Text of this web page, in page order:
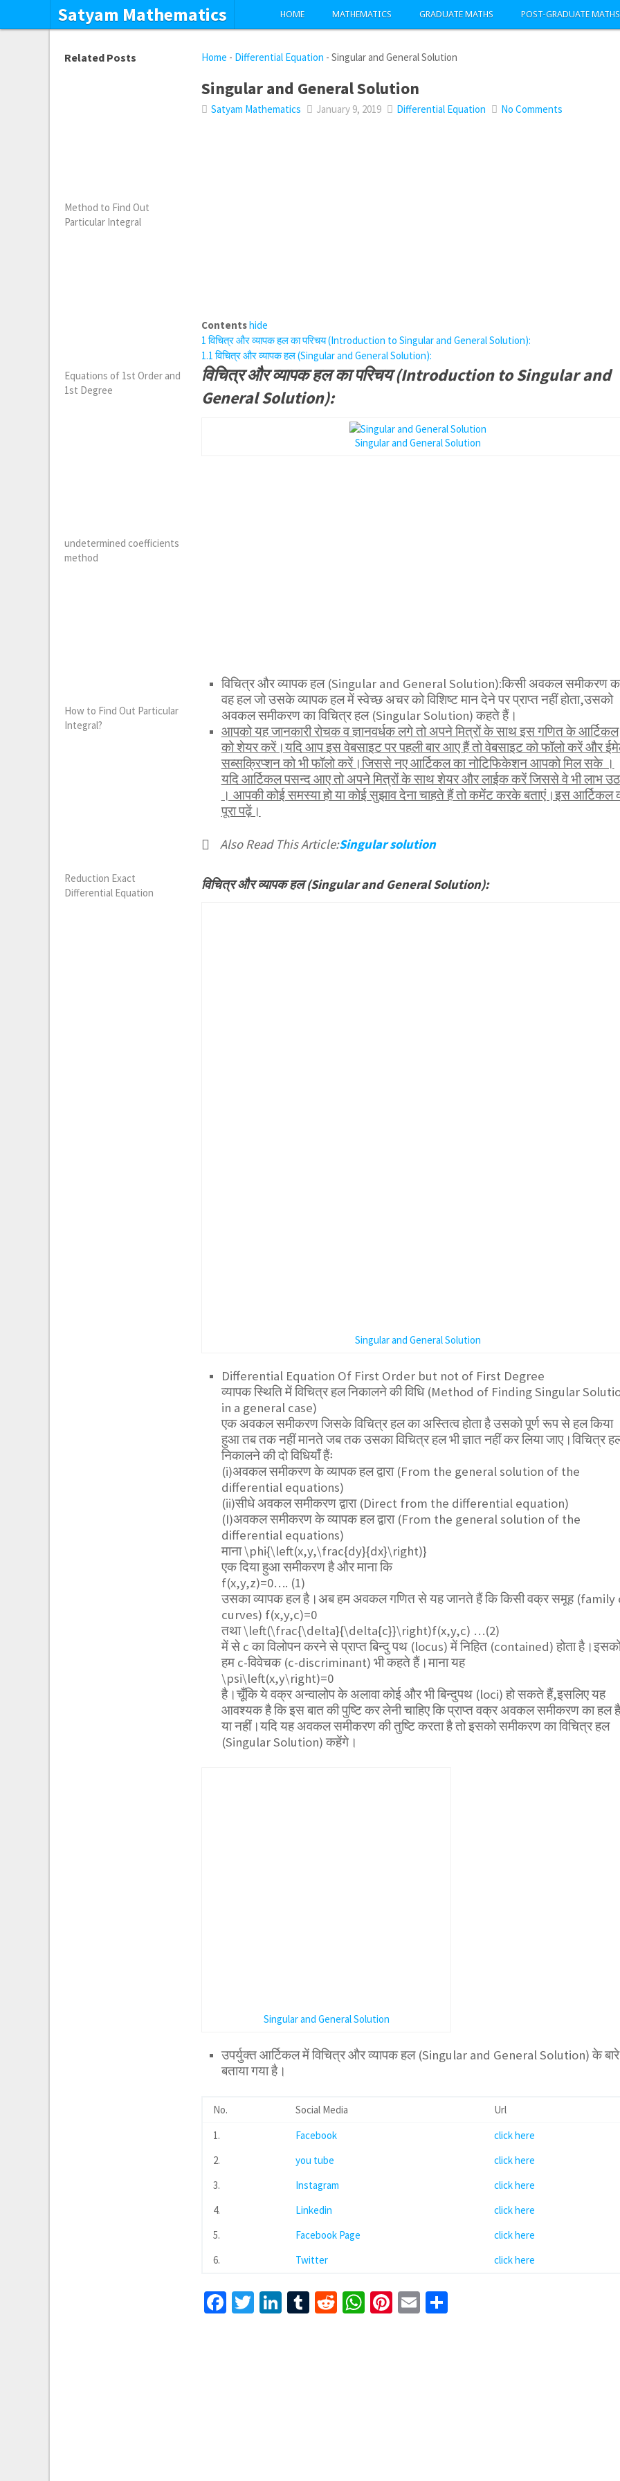
Satyam Mathematics HOME MATHEMATICS GRADUATE MATHS POST-GRADUATE MATHS
Home - Differential Equation -Singular and General Solution
Singular and General Solution
Satyam Mathematics January 9, 2019 Differential Equation No Comments
Contentshide
1 विचित्र और व्यापक हल का परिचय (Introduction to Singular and General Solution):
1.1 विचित्र और व्यापक हल (Singular and General Solution):
विचित्र और व्यापक हल का परिचय (Introduction to Singular and
General Solution):
Singular and General Solution
विचित्र और व्यापक हल (Singular and General Solution):किसी अवकल समीकरण
वह हल जो उसके व्यापक हल में स्वेच्छ अचर को विशिष्ट मान देने पर प्राप्त नहीं होता,उसको
अवकल समीकरण का विचित्र हल (Singular Solution) कहते हैं।
आपको यह जानकारी रोचक व ज्ञानवर्धक लगे तो अपने मित्रों के साथ इस गणित के आर्टिकल
को शेयर करें।यदि आप इस वेबसाइट पर पहली बार आए हैं तो वेबसाइट को फॉलो करें और
सब्सक्रिप्शन को भी फॉलो करें।जिससे नए आर्टिकल का नोटिफिकेशन आपको मिल सके ।
यदि आर्टिकल पसन्द आए तो अपने मित्रों के साथ शेयर और लाईक करें जिससे वे भी लाभ
। आपकी कोई समस्या हो या कोई सुझाव देना चाहते हैं तो कमेंट करके बताएं।इस आर्टिकल
पूरा पढ़ें।
Also Read This Article:Singular solution
विचित्र और व्यापक हल (Singular and General Solution):
Singular and General Solution
Differential Equation Of First Order but not of First Degree
व्यापक स्थिति में विचित्र हल निकालने की विधि (Method of Finding Singular
in a general case)
एक अवकल समीकरण जिसके विचित्र हल का अस्तित्व होता है उसको पूर्ण रूप से हल किया
हुआ तब तक नहीं मानते जब तक उसका विचित्र हल भी ज्ञात नहीं कर लिया जाए।विचित्र
निकालने की दो विधियाँ हैंः
(i)अवकल समीकरण के व्यापक हल द्वारा (From the general solution of the
differential equations)
(ii)सीधे अवकल समीकरण द्वारा (Direct from the differential equation)
(I)अवकल समीकरण के व्यापक हल द्वारा (From the general solution of the
differential equations)
माना\phi{\left(x,y,\frac{dy}{dx}\right)}
एक दिया हुआ समीकरण है और माना कि
f(x,y,z)=0…. (1)
उसका व्यापक हल है।अब हम अवकल गणित से यह जानते हैं कि किसी वक्र समूह (family
curves) f(x,y,c)=0
तथा\left(\frac{\delta}{\delta{c}}\right)f(x,y,c) …(2)
में से c का विलोपन करने से प्राप्त बिन्दु पथ (locus) में निहित (contained) होता
हम c-विवेचक (c-discriminant) भी कहते हैं।माना यह
\psi\left(x,y\right)=0
है।चूँकि ये वक्र अन्वालोप के अलावा कोई और भी बिन्दुपथ (loci) हो सकते हैं,इसलिए यह
आवश्यक है कि इस बात की पुष्टि कर लेनी चाहिए कि प्राप्त वक्र अवकल समीकरण का हल है
या नहीं।यदि यह अवकल समीकरण की तुष्टि करता है तो इसको समीकरण का विचित्र हल
(Singular Solution) कहेंगे।
Singular and General Solution
उपर्युक्त आर्टिकल में विचित्र और व्यापक हल (Singular and General Solution) के
बताया गया है।
No. Social Media
Url
1.
Facebook
click here
2.
you tube
click here
3.
Instagram
click here
4.
Linkedin
click here
5.
Facebook Page
click here
6.
Twitter click here
Facebook
Twitter
LinkedIn
Tumblr
RedditWhatsApp
Pinterest
Email
Related Posts
Method to Find Out
Particular Integral
Equations of 1st Order and
1st Degree
undetermined coefficients
method
How to Find Out Particular
Integral?
Reduction Exact
Differential Equation